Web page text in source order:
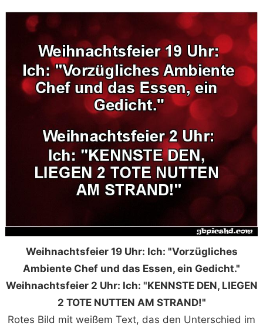
Weihnachtsfeier 19 Uhr: Ich: "Vorzügliches
Ambiente Chef und das Essen, ein Gedicht."
Weihnachtsfeier 2 Uhr: Ich: "KENNSTE DEN, LIEGEN
2 TOTE NUTTEN AM STRAND!"
Rotes Bild mit weißem Text, das den Unterschied im